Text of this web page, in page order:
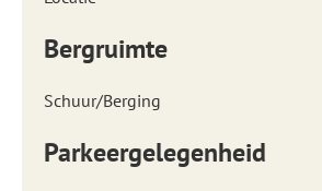
Bergruimte
Schuur/Berging
Parkeergelegenheid